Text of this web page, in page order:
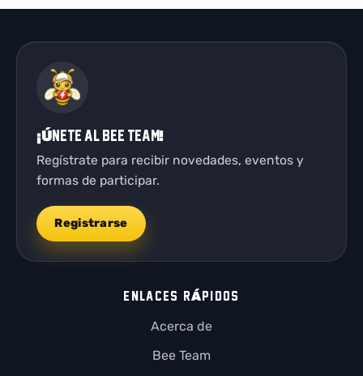
¡Únete al Bee Team!
Regístrate para recibir novedades, eventos y
formas de participar.
Registrarse
ENLACES RÁPIDOS
Acerca de
Bee Team